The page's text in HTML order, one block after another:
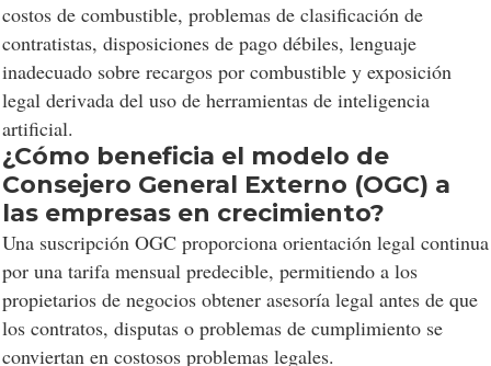
costos de combustible, problemas de clasificación de
contratistas, disposiciones de pago débiles, lenguaje
inadecuado sobre recargos por combustible y exposición
legal derivada del uso de herramientas de inteligencia
artificial.
¿Cómo beneficia el modelo de
Consejero General Externo (OGC) a
las empresas en crecimiento?
Una suscripción OGC proporciona orientación legal continua
por una tarifa mensual predecible, permitiendo a los
propietarios de negocios obtener asesoría legal antes de que
los contratos, disputas o problemas de cumplimiento se
conviertan en costosos problemas legales.